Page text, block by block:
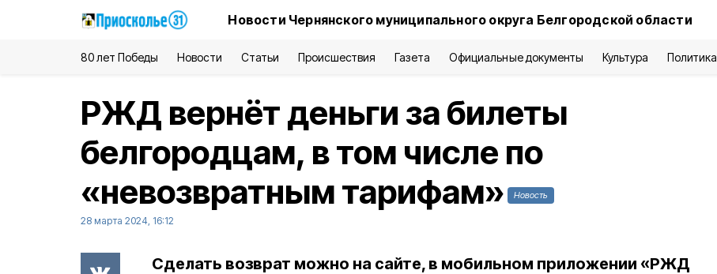
Новости Чернянского муниципального округа Белгородской области
80 лет Победы Новости Статьи Происшествия Газета Официальные документы Культура Политика
РЖД вернёт деньги за билеты
белгородцам, в том числе по
«невозвратным тарифам»
Новость
28 марта 2024, 16:12
Сделать возврат можно на сайте, в мобильном приложении «РЖД